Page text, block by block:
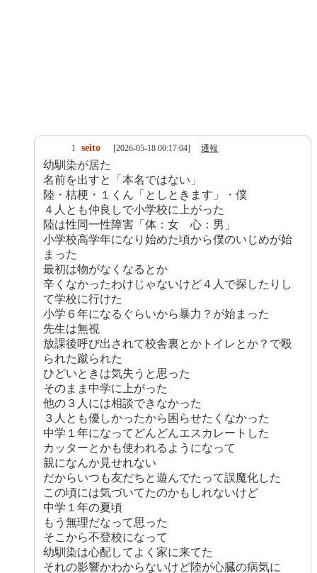
1 seito [2026-05-18 00:17:04] 通報
幼馴染が居た
名前を出すと「本名ではない」
陸・桔梗・１くん「としときます」・僕
４人とも仲良しで小学校に上がった
陸は性同一性障害「体：女 心：男」
小学校高学年になり始めた頃から僕のいじめが始
まった
最初は物がなくなるとか
辛くなかったわけじゃないけど４人で探したりし
て学校に行けた
小学６年になるぐらいから暴力？が始まった
先生は無視
放課後呼び出されて校舎裏とかトイレとか？で殴
られた蹴られた
ひどいときは気失うと思った
そのまま中学に上がった
他の３人には相談できなかった
３人とも優しかったから困らせたくなかった
中学１年になってどんどんエスカレートした
カッターとかも使われるようになって
親になんか見せれない
だからいつも友だちと遊んでたって誤魔化した
この頃には気づいてたのかもしれないけど
中学１年の夏頃
もう無理だなって思った
そこから不登校になって
幼馴染は心配してよく家に来てた
それの影響かわからないけど陸が心臓の病気に